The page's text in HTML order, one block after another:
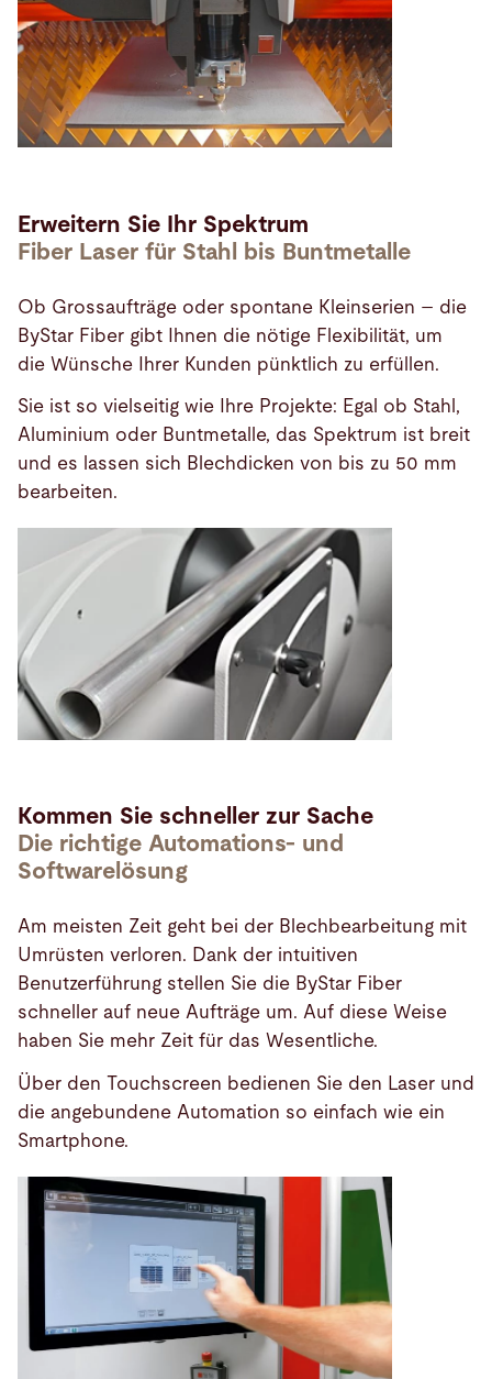
Erweitern Sie Ihr Spektrum
Fiber Laser für Stahl bis Buntmetalle
Ob Grossaufträge oder spontane Kleinserien – die
ByStar Fiber gibt Ihnen die nötige Flexibilität, um
die Wünsche Ihrer Kunden pünktlich zu erfüllen.
Sie ist so vielseitig wie Ihre Projekte: Egal ob Stahl,
Aluminium oder Buntmetalle, das Spektrum ist breit
und es lassen sich Blechdicken von bis zu 50 mm
bearbeiten.
Kommen Sie schneller zur Sache
Die richtige Automations- und
Softwarelösung
Am meisten Zeit geht bei der Blechbearbeitung mit
Umrüsten verloren. Dank der intuitiven
Benutzerführung stellen Sie die ByStar Fiber
schneller auf neue Aufträge um. Auf diese Weise
haben Sie mehr Zeit für das Wesentliche.
Über den Touchscreen bedienen Sie den Laser und
die angebundene Automation so einfach wie ein
Smartphone.